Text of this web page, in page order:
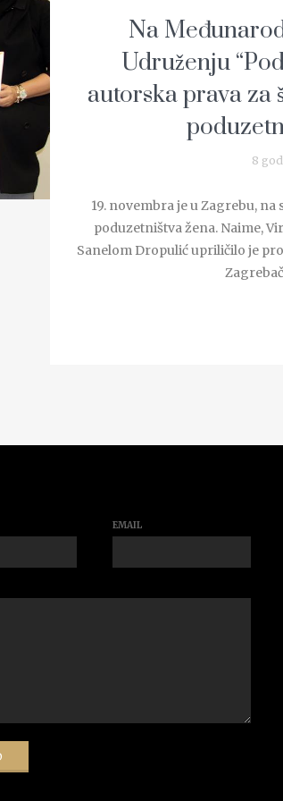
Na
Udruženju
autorska prava za
8
19. novembra je u Zagrebu,
poduzetništva žena. Naime,
Sanelom Dropulić upriličilo je
EMAIL